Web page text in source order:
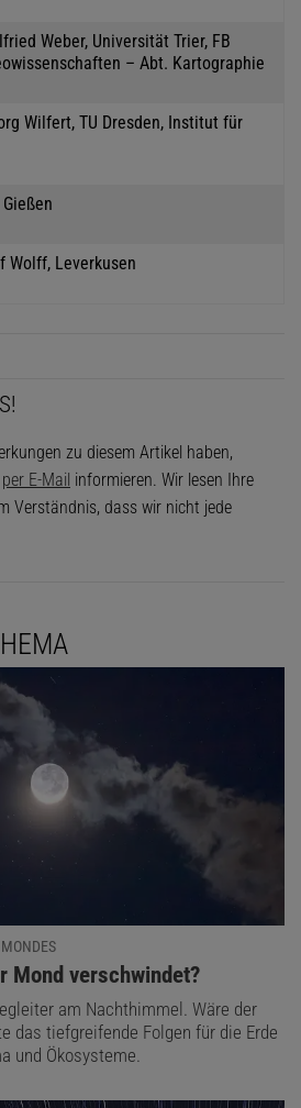
Weber, Universität Trier, FB
– Abt. Kartographie
Wilfert, TU Dresden, Institut für
Wolff, Leverkusen
zu diesem Artikel haben,
per E-Mail informieren. Wir lesen Ihre
Verständnis, dass wir nicht jede
Mond verschwindet?
am Nachthimmel. Wäre der
das tiefgreifende Folgen für die Erde
und Ökosysteme.